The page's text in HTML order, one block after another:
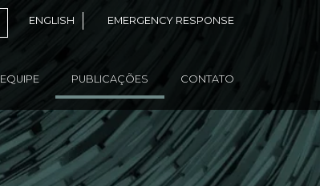
ENGLISH EMERGENCY RESPONSE
EQUIPE PUBLICAÇÕES CONTATO